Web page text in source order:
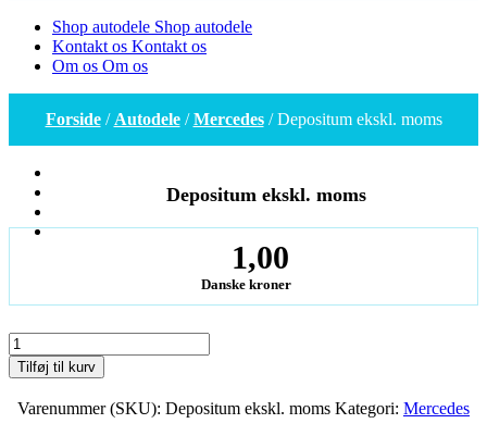
Shop autodele Shop autodele
Kontakt os Kontakt os
Om os Om os
Forside/ Autodele/Mercedes/ Depositum ekskl. moms
Depositum ekskl. moms
1,00
Danske kroner
Depositum
ekskl.
moms
antal
Tilføj til kurv
Varenummer (SKU): Depositum ekskl. moms Kategori: Mercedes